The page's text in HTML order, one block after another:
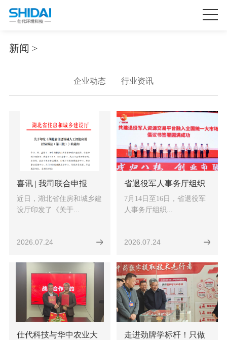
新闻 >
企业动态 行业资讯
喜讯 | 我司联合申报
的“园林问题识别智能
体”入选湖北省住建领域
人工智能应用经验做法
近日，湖北省住房和城乡建
设厅印发了《关于...
2026.07.24
省退役军人事务厅组织
军创企业赴广西南宁参
加“大湾区+”退役军人就
业创业合作暨第四届广
7月14日至16日，省退役军
人事务厅组织...
2026.07.24
仕代科技与华中农业大
走进劲牌学标杆！只做